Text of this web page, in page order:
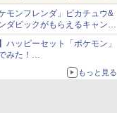
＆オンライン販売開始
モンフレンダ」ピカチュウ&
ダピックがもらえるキャンペ
ハッピーセット「ポケモン」
みた！
30種類のポケモンがおもちゃ
もっと見る